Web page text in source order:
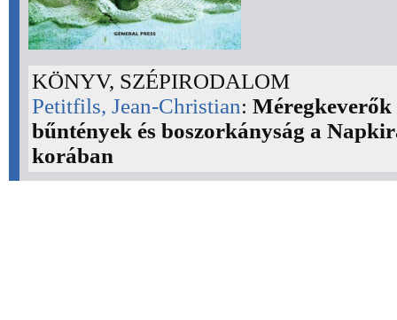
KÖNYV, SZÉPIRODALOM
Petitfils, Jean-Christian: Méregkeverők
bűntények és boszorkányság a
korában